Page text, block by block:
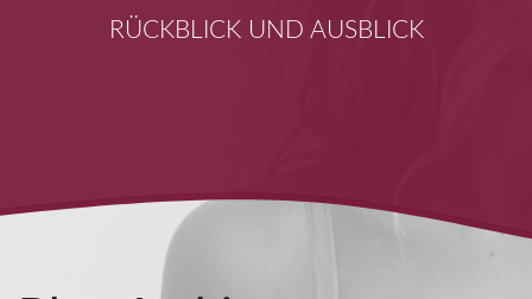
RÜCKBLICK UND AUSBLICK